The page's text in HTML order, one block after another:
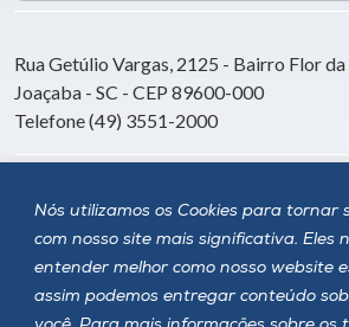
Nós utilizamos os Cookies para tornar
com nosso site mais significativa. Eles
entender melhor como nosso website
assim podemos entregar conteúdo
Rua Getúlio Vargas, 2125 - Bairro Flor da
Joaçaba - SC - CEP 89600-000
Telefone (49) 3551-2000
Siga a Unoesc